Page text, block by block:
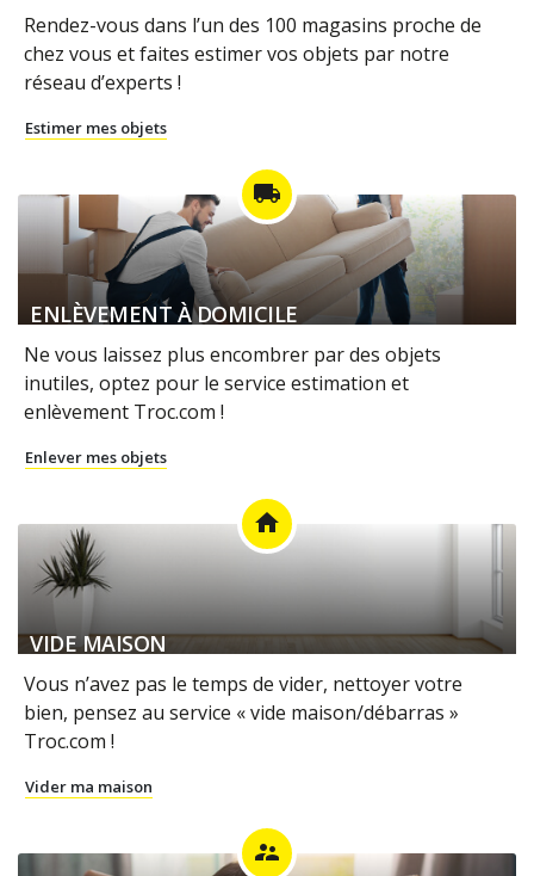
Rendez-vous dans l’un des 100 magasins proche de
chez vous et faites estimer vos objets par notre
réseau d’experts !
Estimer mes objets
local_shipping
ENLÈVEMENT À DOMICILE
Ne vous laissez plus encombrer par des objets
inutiles, optez pour le service estimation et
enlèvement Troc.com !
Enlever mes objets
home
VIDE MAISON
Vous n’avez pas le temps de vider, nettoyer votre
bien, pensez au service « vide maison/débarras »
Troc.com !
Vider ma maison
supervisor_account